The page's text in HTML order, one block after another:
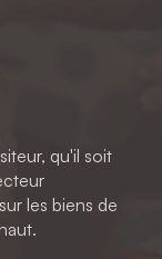
qu'il soit
les biens de